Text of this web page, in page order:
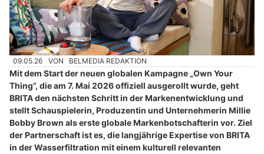
09.05.26 VON BELMEDIA REDAKTION
Mit dem Start der neuen globalen Kampagne „Own Your
Thing“, die am 7. Mai 2026 offiziell ausgerollt wurde, geht
BRITA den nächsten Schritt in der Markenentwicklung und
stellt Schauspielerin, Produzentin und Unternehmerin Millie
Bobby Brown als erste globale Markenbotschafterin vor. Ziel
der Partnerschaft ist es, die langjährige Expertise von BRITA
in der Wasserfiltration mit einem kulturell relevanten